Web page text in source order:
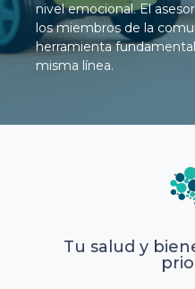
nivel emocional. El
los miembros de la
herramienta
misma línea.
Tu salud y